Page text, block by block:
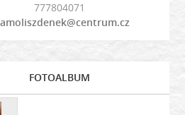
777804071
FOTOALBUM